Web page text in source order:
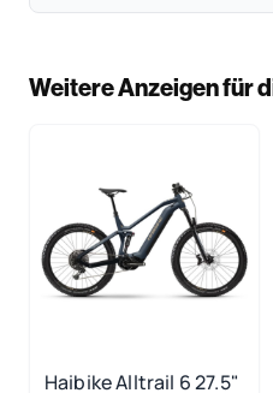
Weitere Anzeigen für
Haibike Alltrail 6 27.5"